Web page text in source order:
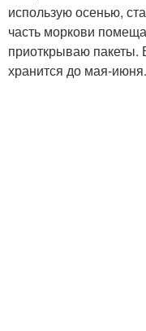
использую осенью,
часть моркови
приоткрываю пакеты.
хранится до мая-июня.